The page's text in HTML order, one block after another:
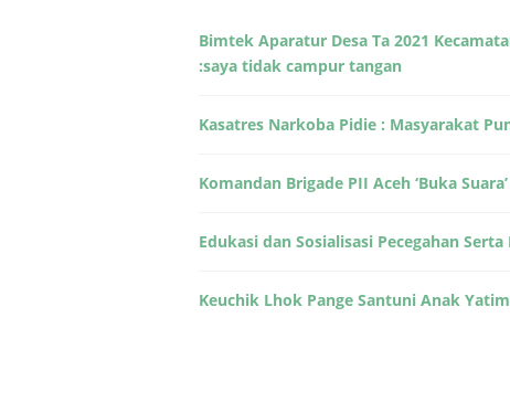
Bimtek Aparatur Desa Ta 2021
:saya tidak campur tangan
Kasatres Narkoba Pidie : Masyarakat
Edukasi dan Sosialisasi Pecegahan Serta
Keuchik Lhok Pange Santuni Anak